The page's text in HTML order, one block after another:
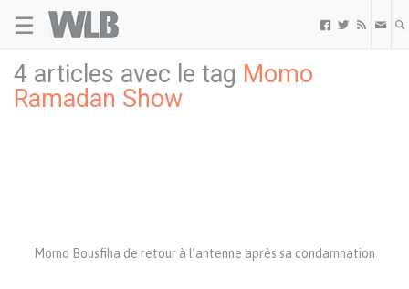
☰   
4 articles avec le tag Momo
Ramadan Show
Momo Bousfiha de retour à l’antenne après sa condamnation